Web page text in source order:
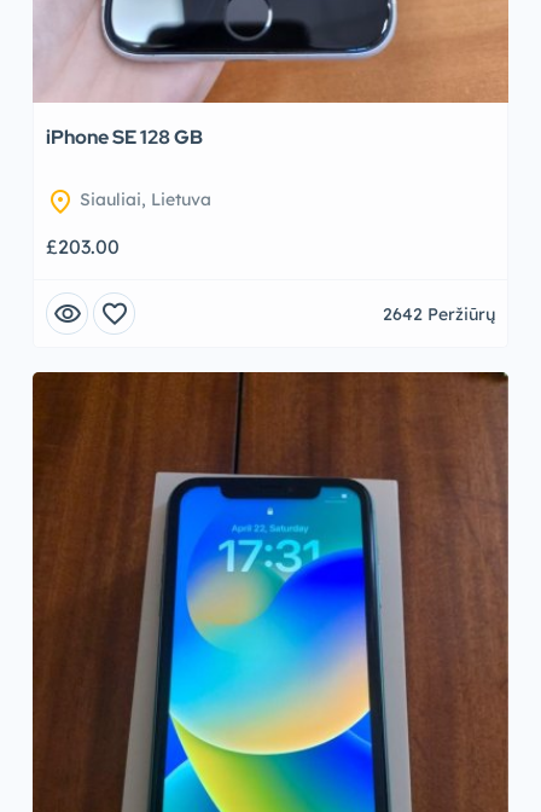
iPhone SE 128 GB
location_on Siauliai, Lietuva
£203.00
visibility favorite 2642 Peržiūrų